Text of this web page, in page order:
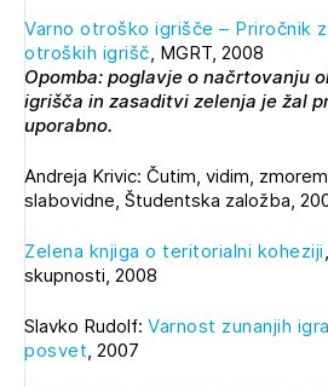
Varno otroško igrišče – Priročnik
otroških igrišč, MGRT, 2008
Opomba: poglavje o načrtovanju
igrišča in zasaditvi zelenja je žal
uporabno.
Andreja Krivic: Čutim, vidim,
slabovidne, Študentska založba,
Zelena knjiga o teritorialni koheziji
skupnosti, 2008
Slavko Rudolf: Varnost zunanjih
posvet, 2007